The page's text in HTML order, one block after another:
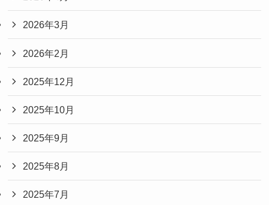
2026年3月
2026年2月
2025年12月
2025年10月
2025年9月
2025年8月
2025年7月